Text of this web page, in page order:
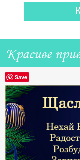
Красиве
Save